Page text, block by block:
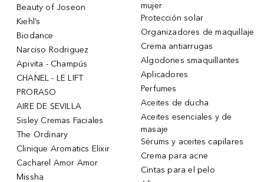
Beauty of Joseon
Kiehl’s
Biodance
Narciso Rodriguez
Apivita - Champús
CHANEL - LE LIFT
PRORASO
AIRE DE SEVILLA
Sisley Cremas Faciales
The Ordinary
Clinique Aromatics Elixir
Cacharel Amor Amor
Missha
mujer
Protección solar
Organizadores de maquillaje
Crema antiarrugas
Algodones smaquillantes
Aplicadores
Perfumes
Aceites de ducha
Aceites esenciales y de
masaje
Sérums y aceites capilares
Crema para acne
Cintas para el pelo